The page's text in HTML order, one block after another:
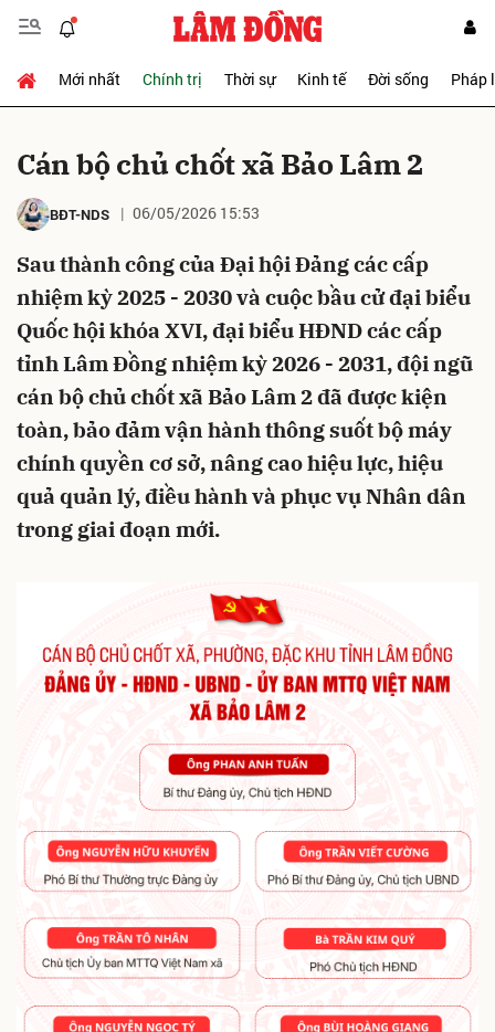
Mới nhất Chính trị Thời sự Kinh tế Đời sống Pháp
Cán bộ chủ chốt xã Bảo Lâm 2
BĐT-NDS 06/05/2026 15:53
Sau thành công của Đại hội Đảng các cấp
nhiệm kỳ 2025 - 2030 và cuộc bầu cử đại biểu
Quốc hội khóa XVI, đại biểu HĐND các cấp
tỉnh Lâm Đồng nhiệm kỳ 2026 - 2031, đội ngũ
cán bộ chủ chốt xã Bảo Lâm 2 đã được kiện
toàn, bảo đảm vận hành thông suốt bộ máy
chính quyền cơ sở, nâng cao hiệu lực, hiệu
quả quản lý, điều hành và phục vụ Nhân dân
trong giai đoạn mới.
Gửi bình luận
Hủy Gửi